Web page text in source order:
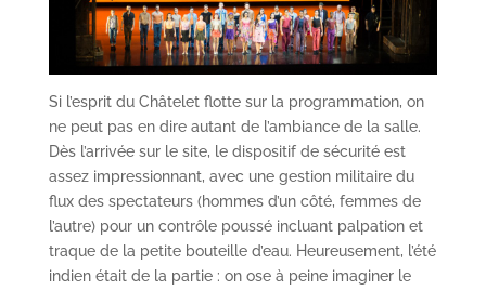
Si l’esprit du Châtelet flotte sur la programmation, on
ne peut pas en dire autant de l’ambiance de la salle.
Dès l’arrivée sur le site, le dispositif de sécurité est
assez impressionnant, avec une gestion militaire du
flux des spectateurs (hommes d’un côté, femmes de
l’autre) pour un contrôle poussé incluant palpation et
traque de la petite bouteille d’eau. Heureusement, l’été
indien était de la partie : on ose à peine imaginer le